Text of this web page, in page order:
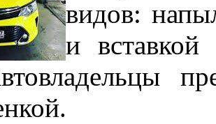
видов:
и